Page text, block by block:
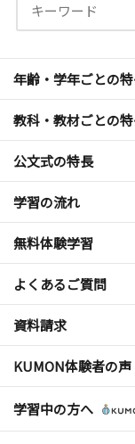
年齢・学年ごとの
教科・教材ごとの
公文式の特長
学習の流れ
無料体験学習
よくあるご質問
資料請求
KUMON体験者の声
学習中の方へ